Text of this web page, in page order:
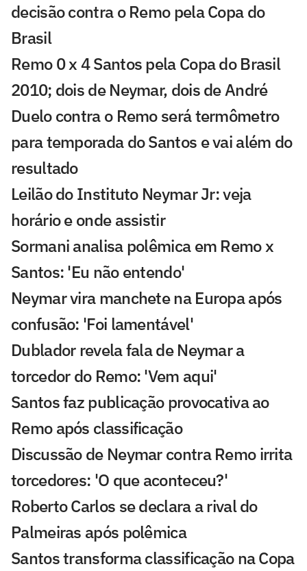
decisão contra o Remo pela Copa do
Brasil
Remo 0 x 4 Santos pela Copa do Brasil
2010; dois de Neymar, dois de André
Duelo contra o Remo será termômetro
para temporada do Santos e vai além do
resultado
Leilão do Instituto Neymar Jr: veja
horário e onde assistir
Sormani analisa polêmica em Remo x
Santos: 'Eu não entendo'
Neymar vira manchete na Europa após
confusão: 'Foi lamentável'
Dublador revela fala de Neymar a
torcedor do Remo: 'Vem aqui'
Santos faz publicação provocativa ao
Remo após classificação
Discussão de Neymar contra Remo irrita
torcedores: 'O que aconteceu?'
Roberto Carlos se declara a rival do
Palmeiras após polêmica
Santos transforma classificação na Copa